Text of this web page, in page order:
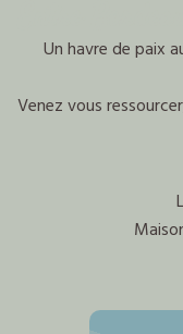
Un havre de paix
Venez vous